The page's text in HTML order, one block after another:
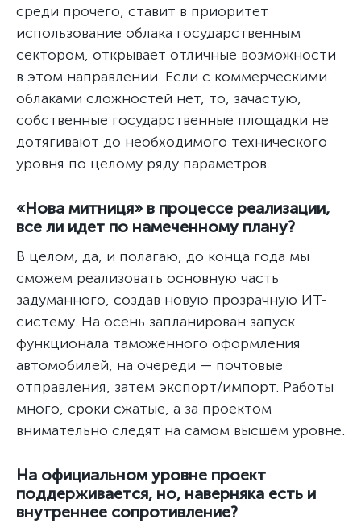
среди прочего, ставит в приоритет
использование облака государственным
сектором, открывает отличные возможности
в этом направлении. Если с коммерческими
облаками сложностей нет, то, зачастую,
собственные государственные площадки не
дотягивают до необходимого технического
уровня по целому ряду параметров.
«Нова митниця» в процессе реализации,
все ли идет по намеченному плану?
В целом, да, и полагаю, до конца года мы
сможем реализовать основную часть
задуманного, создав новую прозрачную ИТ-
систему. На осень запланирован запуск
функционала таможенного оформления
автомобилей, на очереди — почтовые
отправления, затем экспорт/импорт. Работы
много, сроки сжатые, а за проектом
внимательно следят на самом высшем уровне.
На официальном уровне проект
поддерживается, но, наверняка есть и
внутреннее сопротивление?